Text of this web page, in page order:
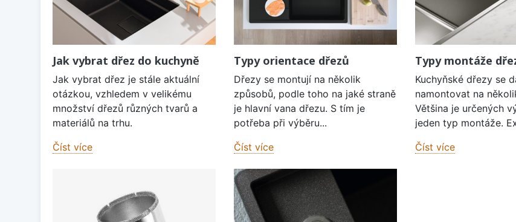
Jak vybrat dřez do kuchyně
Jak vybrat dřez je stále aktuální
otázkou, vzhledem v velikému
množství dřezů různých tvarů a
materiálů na trhu.
Číst více
Typy orientace dřezů
Dřezy se montují na několik
způsobů, podle toho na jaké straně
je hlavní vana dřezu. S tím je
potřeba při výběru...
Číst více
Typy montáže
Kuchyňské dřezy se
namontovat na
Většina je určených
jeden typ montáže.
Číst více